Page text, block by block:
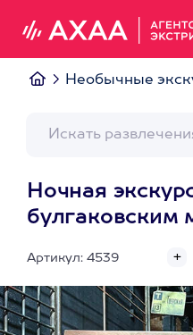
Необычные
Ночная
булгаковским
Артикул: 4539